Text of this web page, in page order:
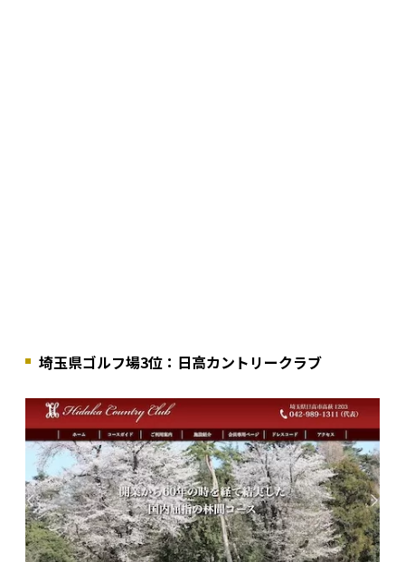
埼玉県ゴルフ場3位：日高カントリークラブ